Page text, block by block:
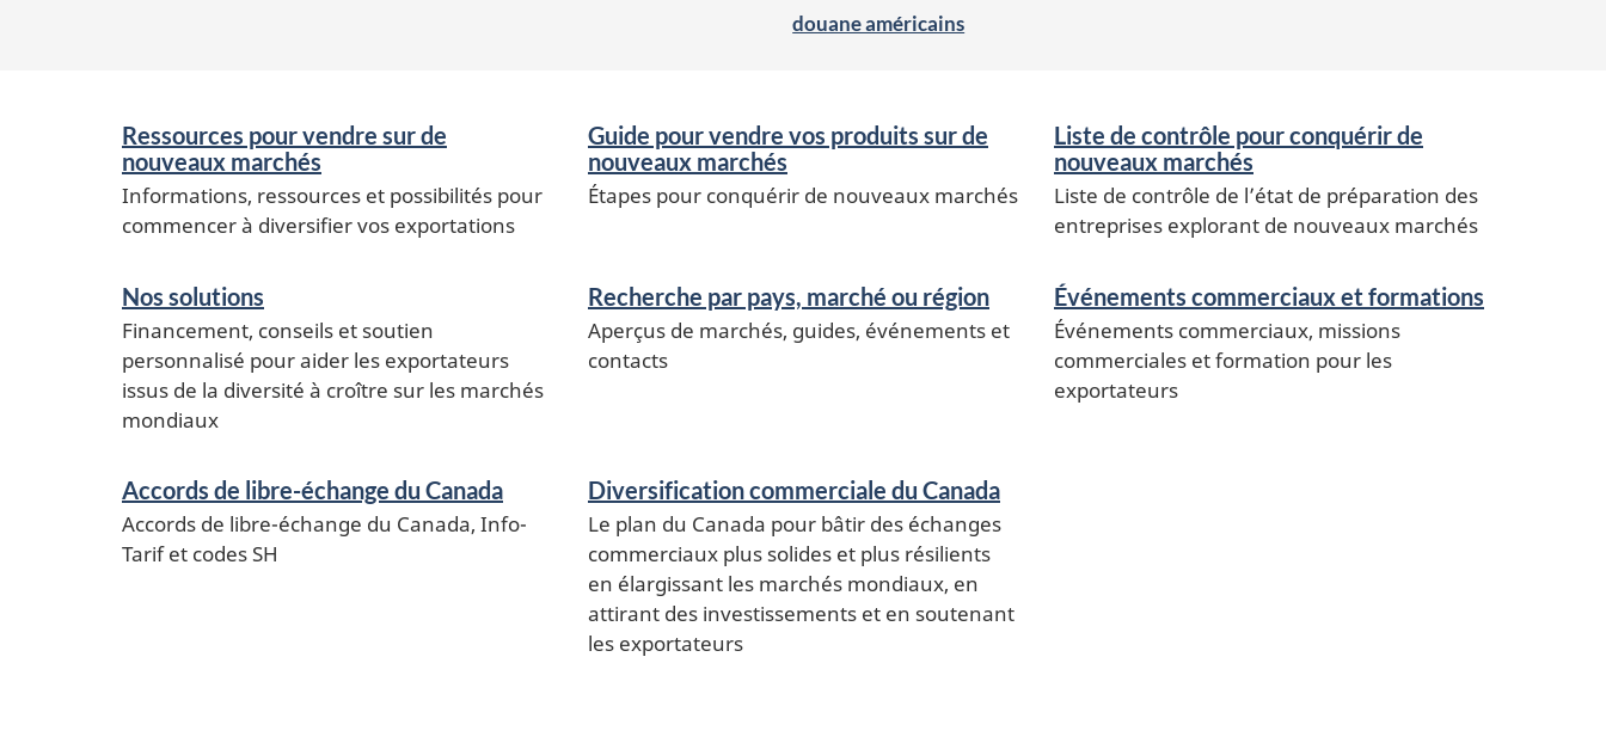
douane américains
Services
and
information
Ressources pour vendre sur de
nouveaux marchés
Informations, ressources et possibilités pour
commencer à diversifier vos exportations
Guide pour vendre vos produits sur de
nouveaux marchés
Étapes pour conquérir de nouveaux marchés
Liste de contrôle pour conquérir de
nouveaux marchés
Liste de contrôle de l’état de préparation des
entreprises explorant de nouveaux marchés
Nos solutions
Financement, conseils et soutien
personnalisé pour aider les exportateurs
issus de la diversité à croître sur les marchés
mondiaux
Recherche par pays, marché ou région
Aperçus de marchés, guides, événements et
contacts
Événements commerciaux et formations
Événements commerciaux, missions
commerciales et formation pour les
exportateurs
Accords de libre-échange du Canada
Accords de libre-échange du Canada, Info-
Tarif et codes SH
Diversification commerciale du Canada
Le plan du Canada pour bâtir des échanges
commerciaux plus solides et plus résilients
en élargissant les marchés mondiaux, en
attirant des investissements et en soutenant
les exportateurs